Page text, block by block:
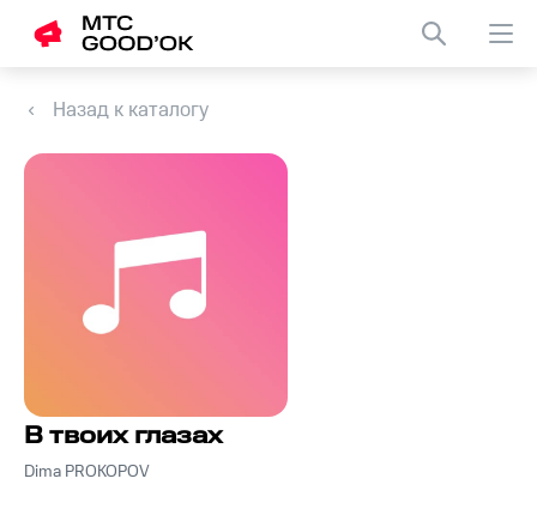
Назад к каталогу
В твоих глазах
Dima PROKOPOV